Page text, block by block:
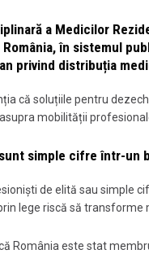
a Medicilor
în sistemul
privind distribuția
că soluțiile pentru
mobilității
simple cifre într-un
de elită sau simple
lege riscă să transforme
România este stat